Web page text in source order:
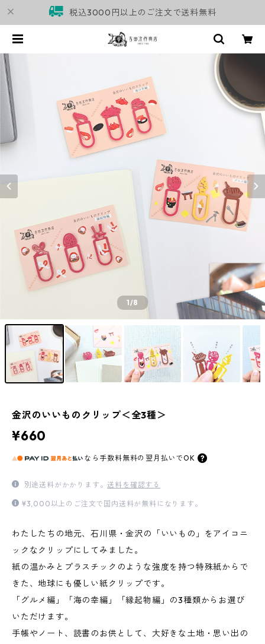
税込3000円以上のご注文で送料無料
1/8
金沢のいいものクリップ＜全3種＞
¥660
なら 手数料無料の 翌月払いでOK
別途送料がかかります。送料を確認する
¥3,000以上のご注文で国内送料が無料になります。
わたしたちの地元、石川県・金沢の「いいもの」をアイコニ
ックなクリップにしてみました。
紙の温かみとプラスチックのような強度を持つ特殊紙からで
きた、地球にも優しい紙クリップです。
「グルメ編」「海の幸編」「縁起物編」の3種類からお選び
いただけます。
手帳やノート、読書のお供として、大好きな土地・思い出の